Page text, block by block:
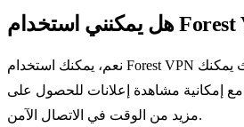
نعم، يمكنك استخدام Forest VPN بنسخة مجانية، حيث يمكنك
مع إمكانية مشاهدة إعلانات للحصول على
مزيد من الوقت في الاتصال الآمن.